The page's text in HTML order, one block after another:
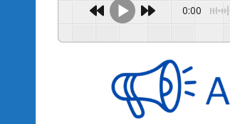
0:00